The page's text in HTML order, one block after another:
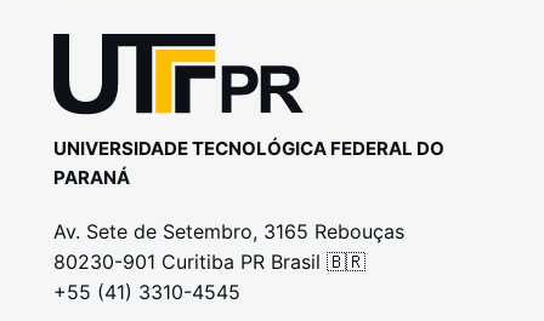
UNIVERSIDADE TECNOLÓGICA FEDERAL DO
PARANÁ
Av. Sete de Setembro, 3165 Rebouças
80230-901 Curitiba PR Brasil 🇧🇷
+55 (41) 3310-4545